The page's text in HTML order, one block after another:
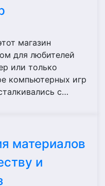
магазин
для любителей
или только
компьютерных игр
с…
материалов
и